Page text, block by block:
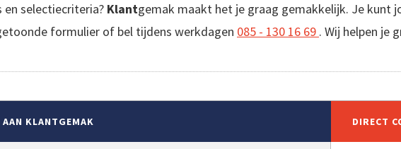
en selectiecriteria? Klantgemak maakt het je graag gemakkelijk. Je kunt
formulier of bel tijdens werkdagen 085 - 130 16 69 . Wij helpen je
KLANTGEMAK DIRECT